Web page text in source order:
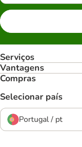
Serviços
Vantagens
Compras
Selecionar país
Portugal / pt